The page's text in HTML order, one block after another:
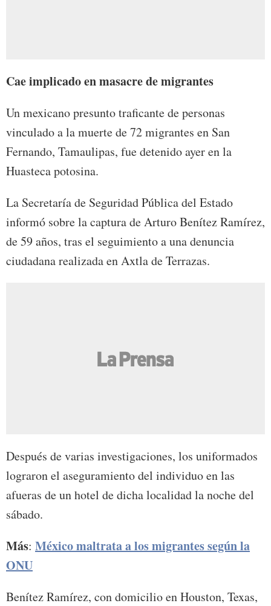
Cae implicado en masacre de migrantes
Un mexicano presunto traficante de personas
vinculado a la muerte de 72 migrantes en San
Fernando, Tamaulipas, fue detenido ayer en la
Huasteca potosina.
La Secretaría de Seguridad Pública del Estado
informó sobre la captura de Arturo Benítez Ramírez,
de 59 años, tras el seguimiento a una denuncia
ciudadana realizada en Axtla de Terrazas.
Después de varias investigaciones, los uniformados
lograron el aseguramiento del individuo en las
afueras de un hotel de dicha localidad la noche del
sábado.
Más: México maltrata a los migrantes según la
ONU
Benítez Ramírez, con domicilio en Houston, Texas,